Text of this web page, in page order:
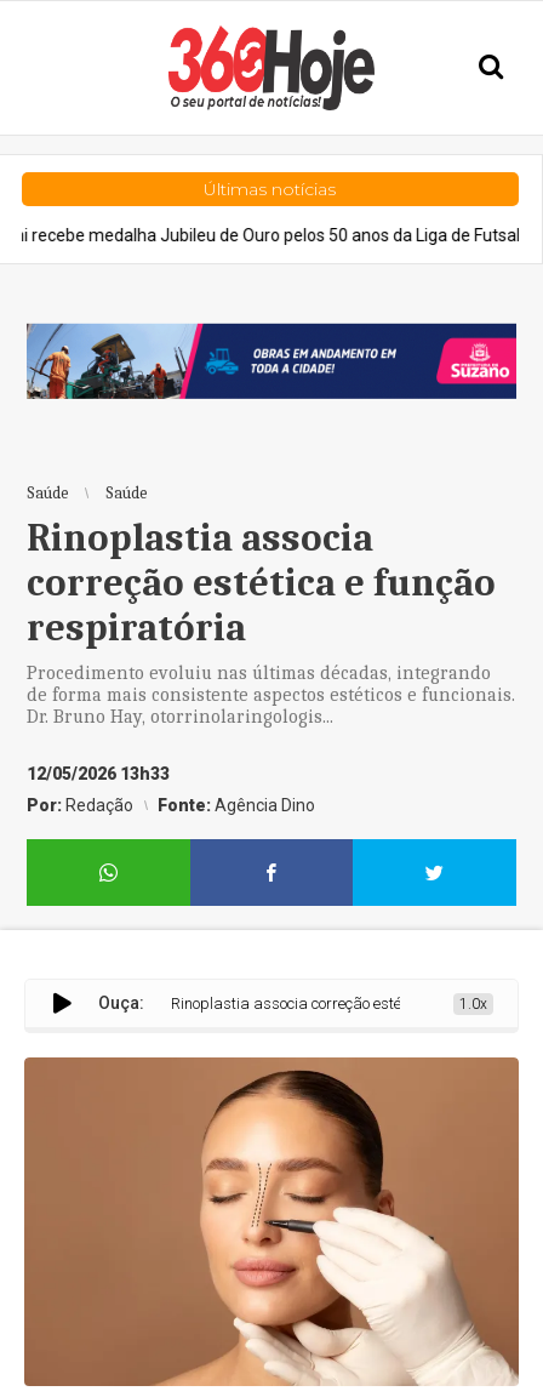
Últimas notícias
Jubileu de Ouro pelos 50 anos da Liga de Futsal de Suzano
Saúde Saúde
Rinoplastia associa
correção estética e função
respiratória
Procedimento evoluiu nas últimas décadas, integrando
de forma mais consistente aspectos estéticos e funcionais.
Dr. Bruno Hay, otorrinolaringologis...
12/05/2026 13h33
Por: Redação Fonte:Agência Dino
Ouça: Rinoplastia associa correção estética e função1.0x